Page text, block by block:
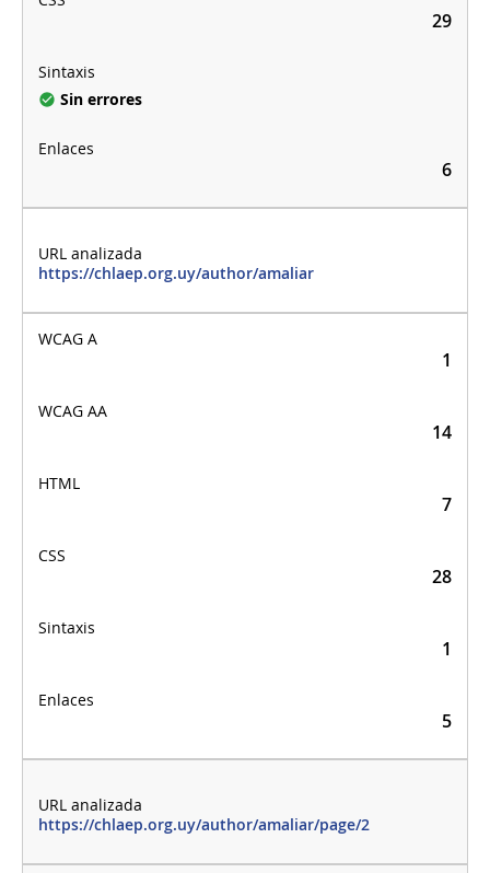
29
Sin errores
6
https://chlaep.org.uy/author/amaliar
1
14
7
28
1
5
https://chlaep.org.uy/author/amaliar/page/2